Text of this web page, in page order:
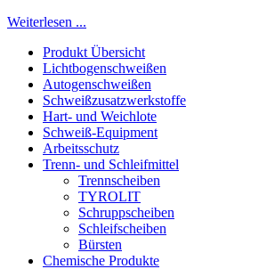
Weiterlesen ...
Produkt Übersicht
Lichtbogenschweißen
Autogenschweißen
Schweißzusatzwerkstoffe
Hart- und Weichlote
Schweiß-Equipment
Arbeitsschutz
Trenn- und Schleifmittel
Trennscheiben
TYROLIT
Schruppscheiben
Schleifscheiben
Bürsten
Chemische Produkte